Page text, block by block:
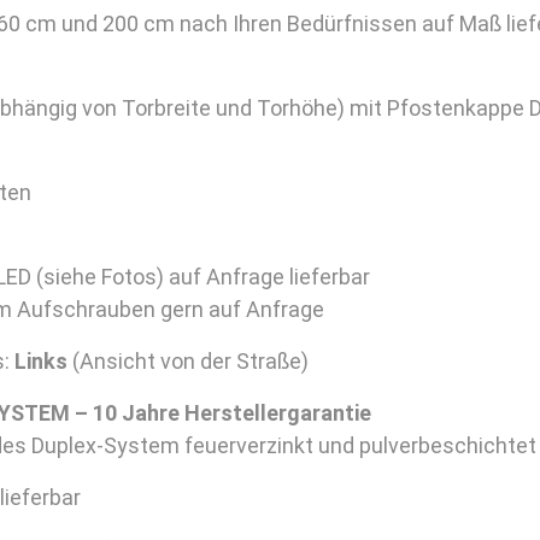
cm und 200 cm nach Ihren Bedürfnissen auf Maß
von Torbreite und Torhöhe) mit Pfostenkappe
(siehe Fotos) auf Anfrage lieferbar
Aufschrauben gern auf Anfrage
Links (Ansicht von der Straße)
– 10 Jahre Herstellergarantie
Duplex-System feuerverzinkt und pulverbeschichtet